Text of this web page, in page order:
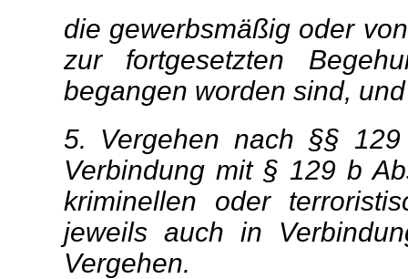
die gewerbsmäßig oder
zur fortgesetzten
begangen worden sind, und
5. Vergehen nach §§
Verbindung mit § 129 b
kriminellen oder
jeweils auch in
Vergehen.